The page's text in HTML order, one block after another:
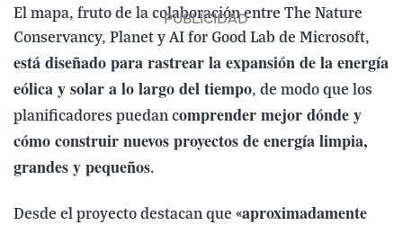
El mapa, fruto de la colaboración entre The Nature
Conservancy, Planet y AI for Good Lab de Microsoft,
está diseñado para rastrear la expansión de la energía
eólica y solar a lo largo del tiempo, de modo que los
planificadores puedan comprender mejor dónde y
cómo construir nuevos proyectos de energía limpia,
grandes y pequeños.
Desde el proyecto destacan que «aproximadamente